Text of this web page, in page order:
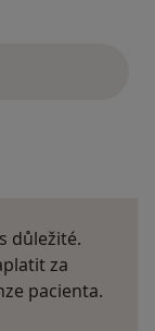
důležité.
za
pacienta.